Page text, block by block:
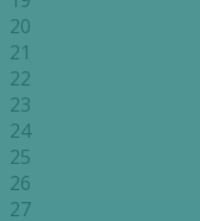
20
21
22
23
24
25
26
27